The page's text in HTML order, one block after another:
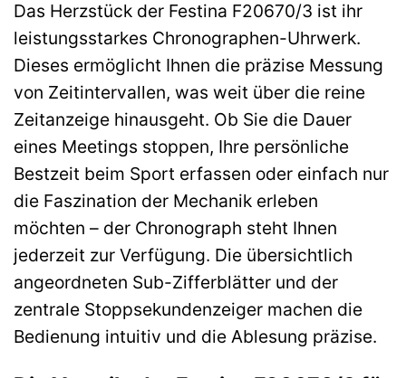
Das Herzstück der Festina F20670/3 ist ihr
leistungsstarkes Chronographen-Uhrwerk.
Dieses ermöglicht Ihnen die präzise Messung
von Zeitintervallen, was weit über die reine
Zeitanzeige hinausgeht. Ob Sie die Dauer
eines Meetings stoppen, Ihre persönliche
Bestzeit beim Sport erfassen oder einfach nur
die Faszination der Mechanik erleben
möchten – der Chronograph steht Ihnen
jederzeit zur Verfügung. Die übersichtlich
angeordneten Sub-Zifferblätter und der
zentrale Stoppsekundenzeiger machen die
Bedienung intuitiv und die Ablesung präzise.